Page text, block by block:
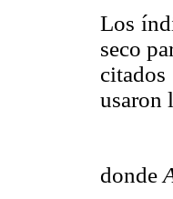
Los
seco
usaron
donde